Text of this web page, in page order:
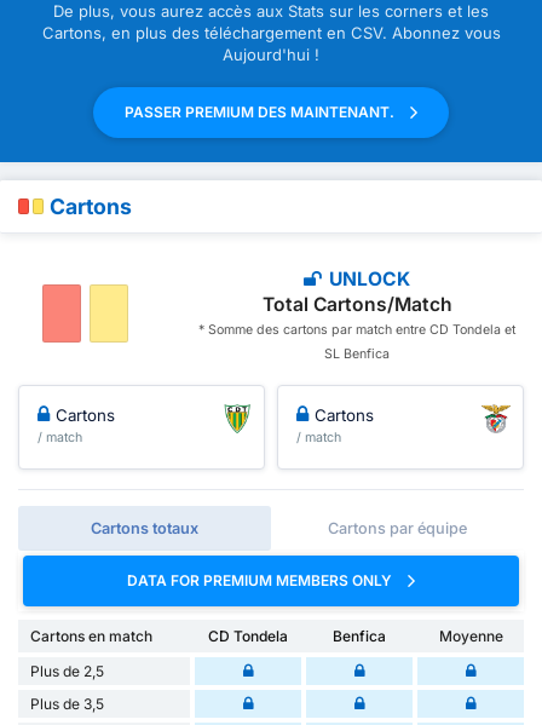
De plus, vous aurez accès aux Stats sur les corners et les
Cartons, en plus des téléchargement en CSV. Abonnez vous
Aujourd'hui !
PASSER PREMIUM DES MAINTENANT.
Cartons
UNLOCK
Total Cartons/Match
* Somme des cartons par match entre CD Tondela et
SL Benfica
Cartons
/ match
Cartons
/ match
Cartons totaux Cartons par équipe
DATA FOR PREMIUM MEMBERS ONLY
Cartons en match CD Tondela Benfica
Moyenne
Plus de 2,5
Plus de 3,5